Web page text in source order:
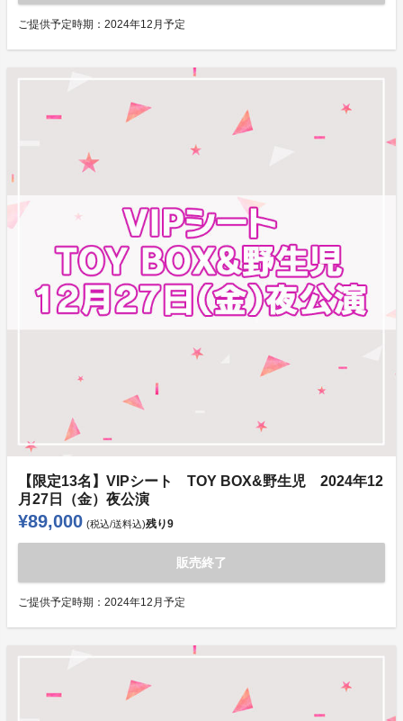
ご提供予定時期： 2024年12月予定
【限定13名】VIPシート TOY BOX&野生児 2024年12
月27日（金）夜公演
¥89,000 (税込/送料込)残り9
販売終了
ご提供予定時期： 2024年12月予定